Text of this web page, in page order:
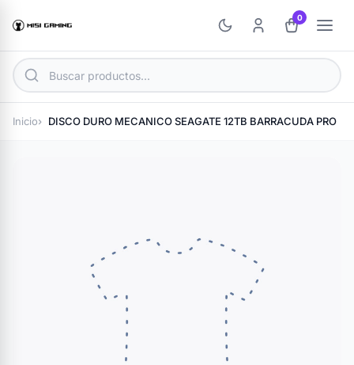
0
Inicio DISCO DURO MECANICO SEAGATE 12TB BARRACUDA PRO